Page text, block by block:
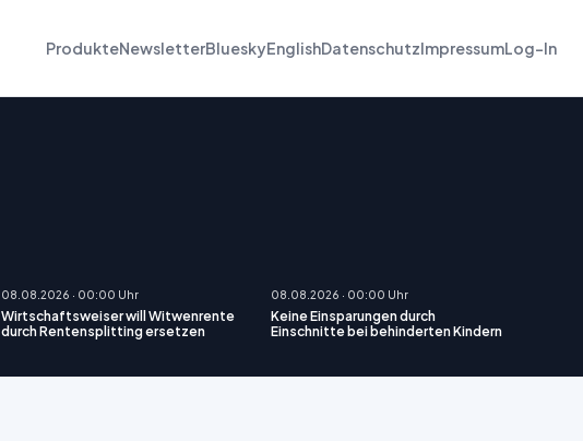
ProdukteNewsletterBlueskyEnglishDatenschutzImpressumLog-In
08.08.2026 · 00:00 Uhr
Wirtschaftsweiser will Witwenrente
durch Rentensplitting ersetzen
08.08.2026 · 00:00 Uhr
Keine Einsparungen durch
Einschnitte bei behinderten Kindern